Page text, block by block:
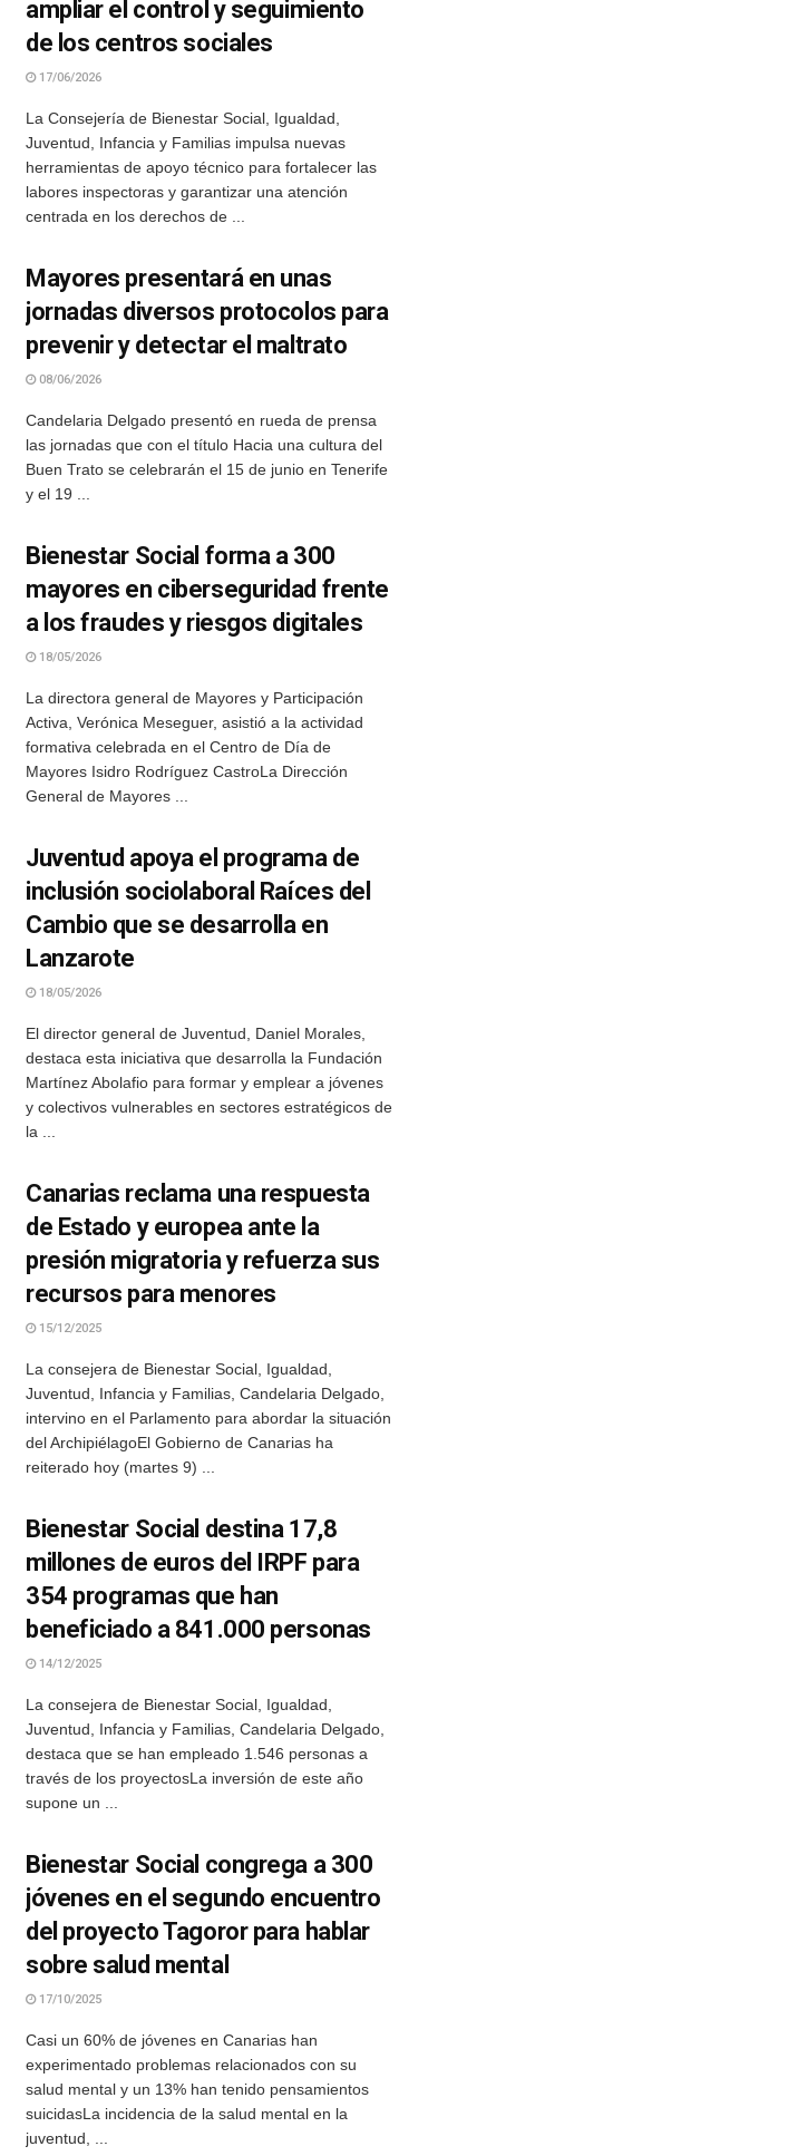
ampliar el control y seguimiento
de los centros sociales
17/06/2026
La Consejería de Bienestar Social, Igualdad,
Juventud, Infancia y Familias impulsa nuevas
herramientas de apoyo técnico para fortalecer las
labores inspectoras y garantizar una atención
centrada en los derechos de ...
Mayores presentará en unas
jornadas diversos protocolos para
prevenir y detectar el maltrato
08/06/2026
Candelaria Delgado presentó en rueda de prensa
las jornadas que con el título Hacia una cultura del
Buen Trato se celebrarán el 15 de junio en Tenerife
y el 19 ...
Bienestar Social forma a 300
mayores en ciberseguridad frente
a los fraudes y riesgos digitales
18/05/2026
La directora general de Mayores y Participación
Activa, Verónica Meseguer, asistió a la actividad
formativa celebrada en el Centro de Día de
Mayores Isidro Rodríguez CastroLa Dirección
General de Mayores ...
Juventud apoya el programa de
inclusión sociolaboral Raíces del
Cambio que se desarrolla en
Lanzarote
18/05/2026
El director general de Juventud, Daniel Morales,
destaca esta iniciativa que desarrolla la Fundación
Martínez Abolafio para formar y emplear a jóvenes
y colectivos vulnerables en sectores estratégicos de
la ...
Canarias reclama una respuesta
de Estado y europea ante la
presión migratoria y refuerza sus
recursos para menores
15/12/2025
La consejera de Bienestar Social, Igualdad,
Juventud, Infancia y Familias, Candelaria Delgado,
intervino en el Parlamento para abordar la situación
del ArchipiélagoEl Gobierno de Canarias ha
reiterado hoy (martes 9) ...
Bienestar Social destina 17,8
millones de euros del IRPF para
354 programas que han
beneficiado a 841.000 personas
14/12/2025
La consejera de Bienestar Social, Igualdad,
Juventud, Infancia y Familias, Candelaria Delgado,
destaca que se han empleado 1.546 personas a
través de los proyectosLa inversión de este año
supone un ...
Bienestar Social congrega a 300
jóvenes en el segundo encuentro
del proyecto Tagoror para hablar
sobre salud mental
17/10/2025
Casi un 60% de jóvenes en Canarias han
experimentado problemas relacionados con su
salud mental y un 13% han tenido pensamientos
suicidasLa incidencia de la salud mental en la
juventud, ...